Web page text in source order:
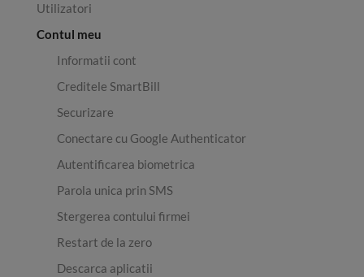
Utilizatori
Contul meu
Informatii cont
Creditele SmartBill
Securizare
Conectare cu Google Authenticator
Autentificarea biometrica
Parola unica prin SMS
Stergerea contului firmei
Restart de la zero
Descarca aplicatii